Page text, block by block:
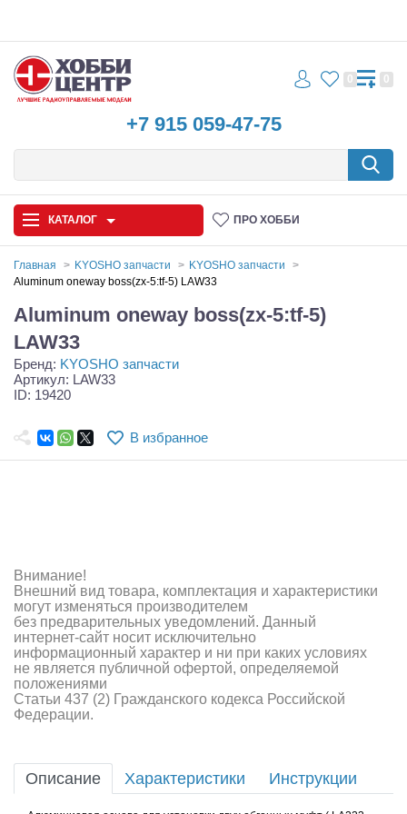
+7 915 059-47-75
0 0
КАТАЛОГ ПРО ХОББИ
Запчасти и аксессуары
Игрушки
Аппаратура и электроника
Аккумуляторы и батарейки
Зарядные устройства и блоки питания
Двигатели
Технические жидкости
Оптовая продажа запчастей для моделей
Главная KYOSHO запчасти
KYOSHO запчасти
Aluminum oneway boss(zx-5:tf-5) LAW33
Aluminum oneway boss(zx-5:tf-5)
LAW33
Бренд: KYOSHO запчасти
Артикул: LAW33
ID: 19420
В избранное
Внимание!
Внешний вид товара, комплектация и характеристики
могут изменяться производителем
без предварительных уведомлений. Данный
интернет-сайт носит исключительно
информационный характер и ни при каких условиях
не является публичной офертой, определяемой
положениями
Статьи 437 (2) Гражданского кодекса Российской
Федерации.
Описание Характеристики Инструкции